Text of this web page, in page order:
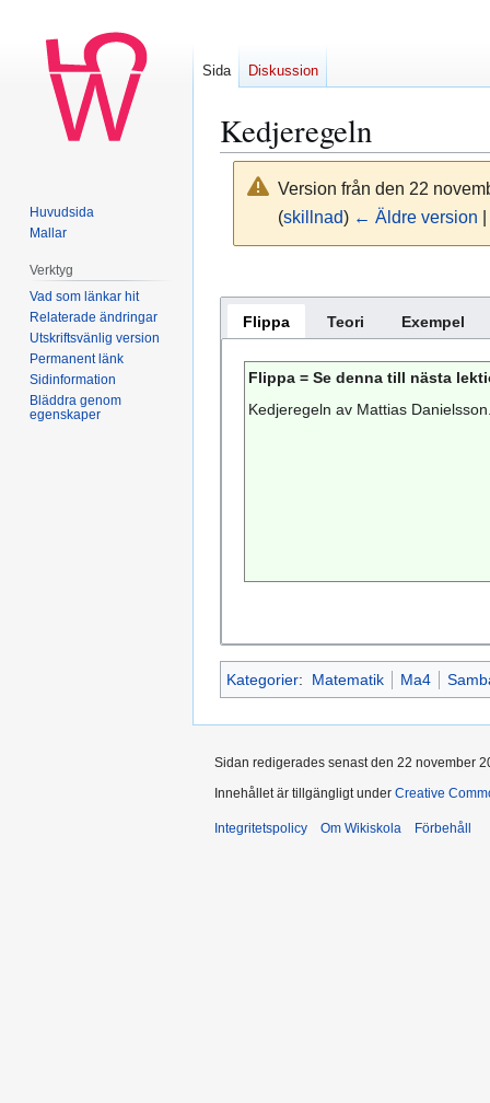
Kedjeregeln
Version från den 22
(skillnad) ← Äldre version
Hoppa
navigering
Hoppa
sök
Flippa Teori Exempel
Flippa = Se denna till nästa
Kedjeregeln av Mattias
Kategorier: Matematik Ma4
Sida Diskussion
Huvudsida
Mallar
Verktyg
Vad som länkar hit
Relaterade ändringar
Utskriftsvänlig version
Permanent länk
Sidinformation
Bläddra genom
egenskaper
Sidan redigerades senast den 22 november
Innehållet är tillgängligt under Creative
Integritetspolicy Om Wikiskola Förbehåll